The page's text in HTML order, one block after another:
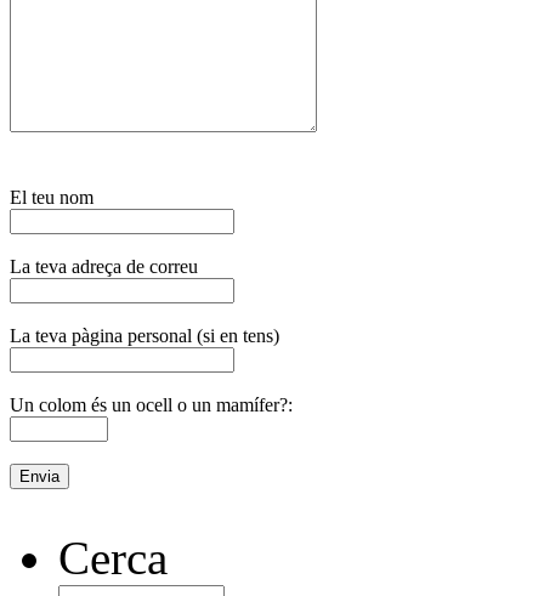
El teu nom
La teva adreça de correu
La teva pàgina personal (si en tens)
Un colom és un ocell o un mamífer?:
Cerca